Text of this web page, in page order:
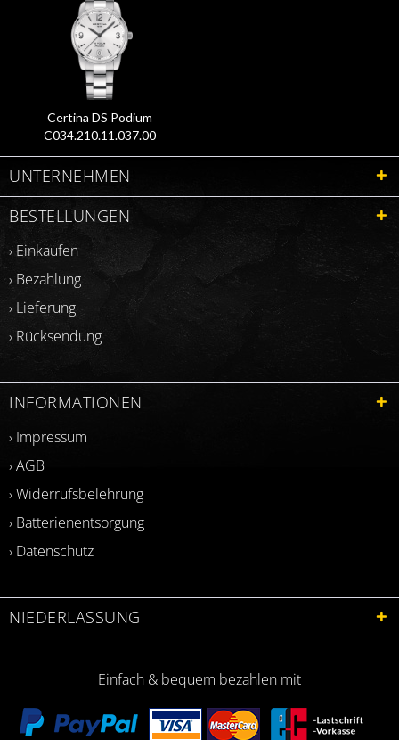
Certina DS Podium
C034.210.11.037.00
UNTERNEHMEN
BESTELLUNGEN
› Einkaufen
› Bezahlung
› Lieferung
› Rücksendung
INFORMATIONEN
› Impressum
› AGB
› Widerrufsbelehrung
› Batterienentsorgung
› Datenschutz
NIEDERLASSUNG
Einfach & bequem bezahlen mit